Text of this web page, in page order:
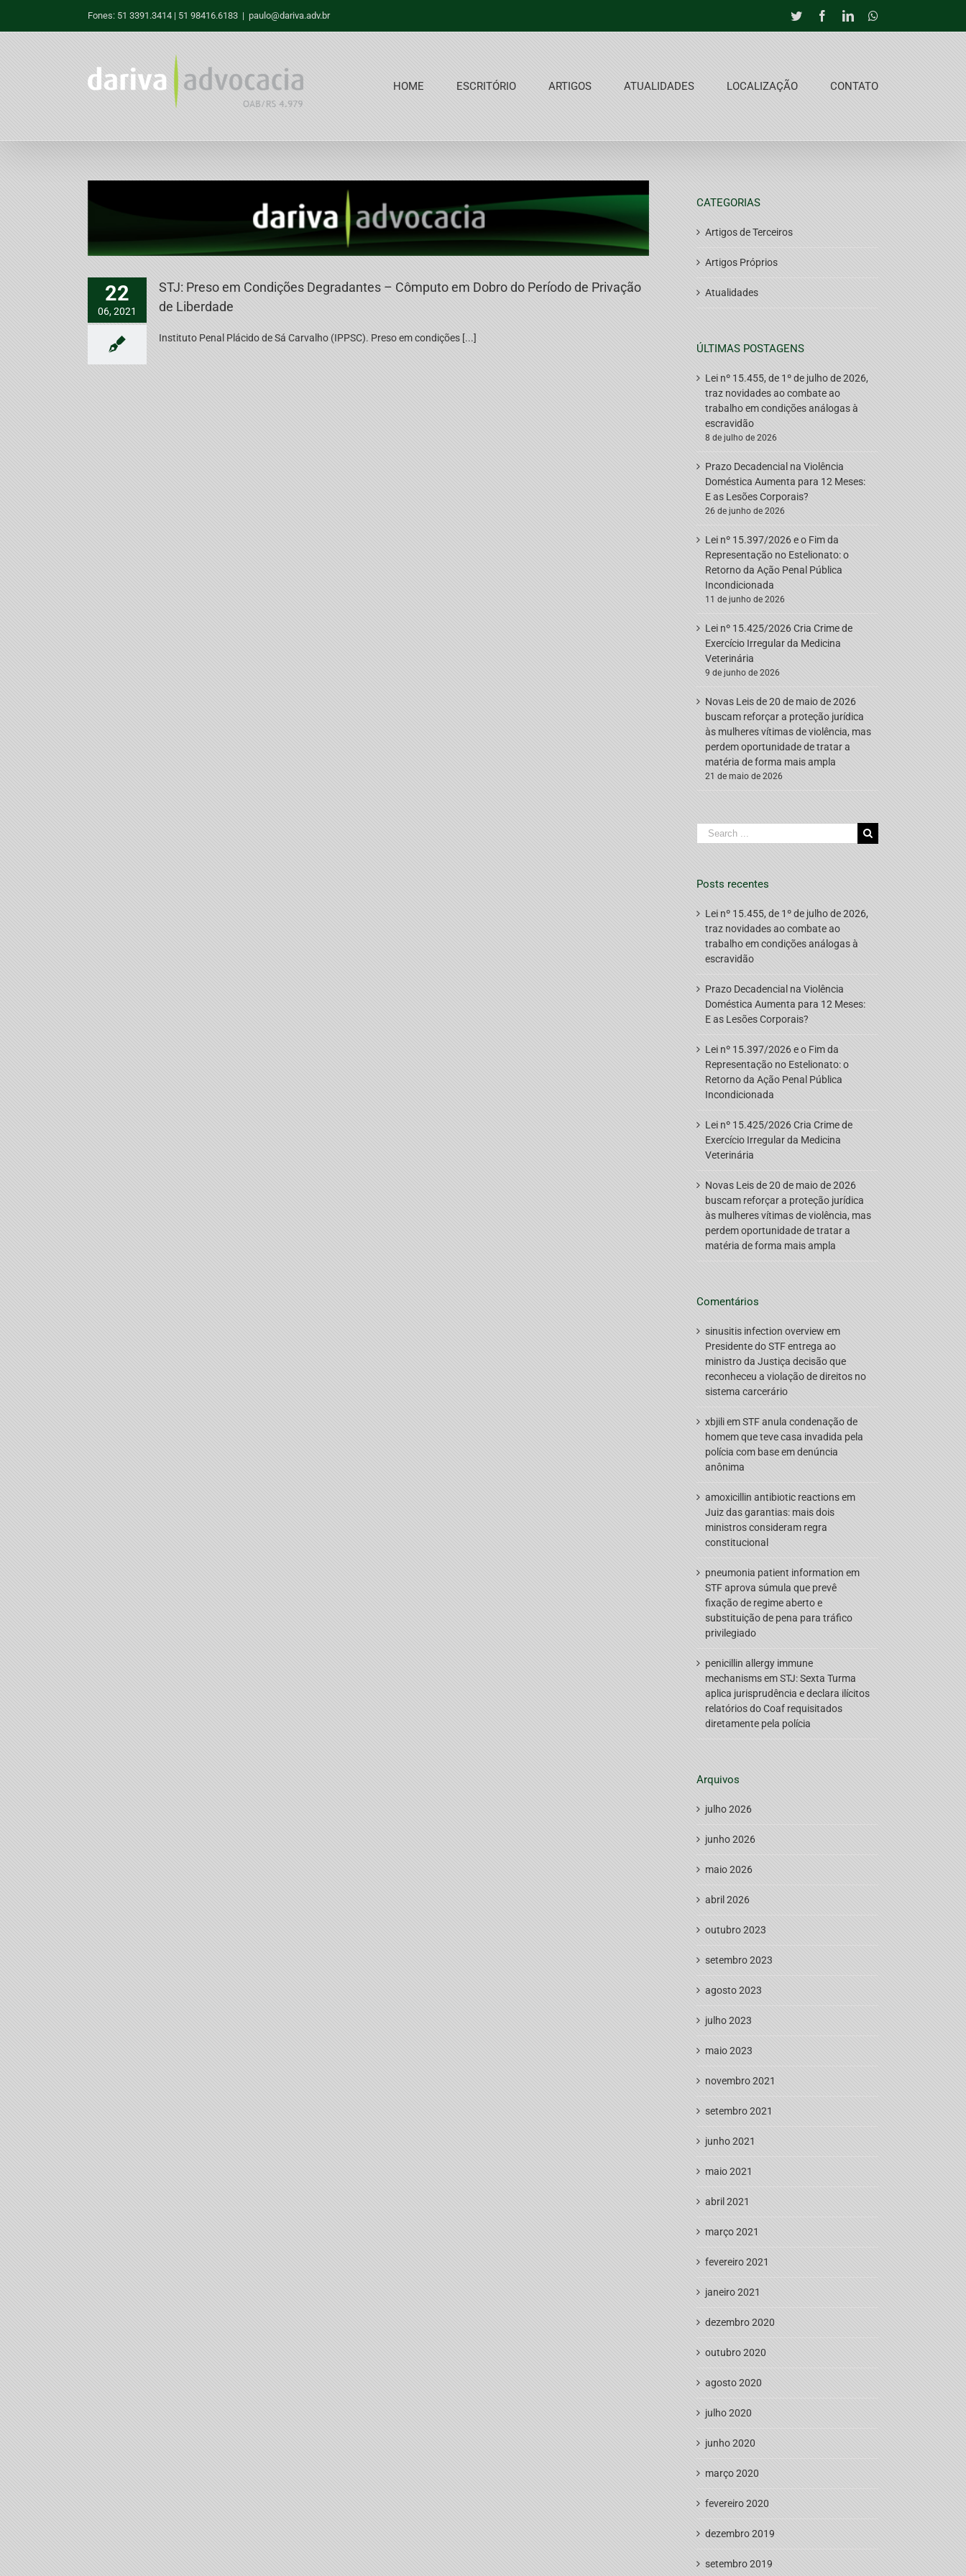
Fones: 51 3391.3414 | 51 98416.6183 | paulo@dariva.adv.br Twitter FacebookLinkedIn
HOME ESCRITÓRIO ARTIGOS ATUALIDADES LOCALIZAÇÃO CONTATO
22
06, 2021
STJ: Preso em Condições Degradantes – Cômputo em Dobro do Período de Privação
de Liberdade
Instituto Penal Plácido de Sá Carvalho (IPPSC). Preso em condições [...]
CATEGORIAS
Artigos de Terceiros
Artigos Próprios
Atualidades
ÚLTIMAS POSTAGENS
Lei nº 15.455, de 1º de julho de 2026,
traz novidades ao combate ao
trabalho em condições análogas à
escravidão
8 de julho de 2026
Prazo Decadencial na Violência
Doméstica Aumenta para 12 Meses:
E as Lesões Corporais?
26 de junho de 2026
Lei nº 15.397/2026 e o Fim da
Representação no Estelionato: o
Retorno da Ação Penal Pública
Incondicionada
11 de junho de 2026
Lei nº 15.425/2026 Cria Crime de
Exercício Irregular da Medicina
Veterinária
9 de junho de 2026
Novas Leis de 20 de maio de 2026
buscam reforçar a proteção jurídica
às mulheres vítimas de violência, mas
perdem oportunidade de tratar a
matéria de forma mais ampla
21 de maio de 2026
Search
for:
Posts recentes
Lei nº 15.455, de 1º de julho de 2026,
traz novidades ao combate ao
trabalho em condições análogas à
escravidão
Prazo Decadencial na Violência
Doméstica Aumenta para 12 Meses:
E as Lesões Corporais?
Lei nº 15.397/2026 e o Fim da
Representação no Estelionato: o
Retorno da Ação Penal Pública
Incondicionada
Lei nº 15.425/2026 Cria Crime de
Exercício Irregular da Medicina
Veterinária
Novas Leis de 20 de maio de 2026
buscam reforçar a proteção jurídica
às mulheres vítimas de violência, mas
perdem oportunidade de tratar a
matéria de forma mais ampla
Comentários
sinusitis infection overview em
Presidente do STF entrega ao
ministro da Justiça decisão que
reconheceu a violação de direitos no
sistema carcerário
xbjiliemSTF anula condenação de
homem que teve casa invadida pela
polícia com base em denúncia
anônima
amoxicillin antibiotic reactionsem
Juiz das garantias: mais dois
ministros consideram regra
constitucional
pneumonia patient information em
STF aprova súmula que prevê
fixação de regime aberto e
substituição de pena para tráfico
privilegiado
penicillin allergy immune
mechanismsemSTJ: Sexta Turma
aplica jurisprudência e declara ilícitos
relatórios do Coaf requisitados
diretamente pela polícia
Arquivos
julho 2026
junho 2026
maio 2026
abril 2026
outubro 2023
setembro 2023
agosto 2023
julho 2023
maio 2023
novembro 2021
setembro 2021
junho 2021
maio 2021
abril 2021
março 2021
fevereiro 2021
janeiro 2021
dezembro 2020
outubro 2020
agosto 2020
julho 2020
junho 2020
março 2020
fevereiro 2020
dezembro 2019
setembro 2019